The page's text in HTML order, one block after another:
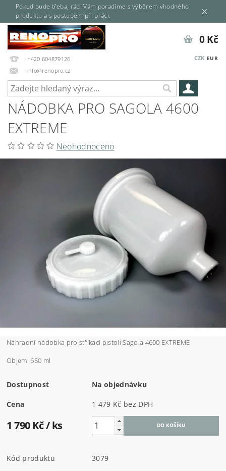
Pokud bude třeba, rádi Vám poradíme s výběrem vhodného
produktu a s postupem při práci.
+420 604879126
info@renopro.cz
CZK EUR
0 Kč
NÁDOBKA PRO SAGOLA 4600
EXTREME
Neohodnoceno
Náhradní nádobka pro stříkací pistoli Sagola 4600 EXTREME
Objem: 650 ml
Dostupnost Na objednávku
Cena 1 479 Kč bez DPH
1 790 Kč/ ks
Kód produktu
3079